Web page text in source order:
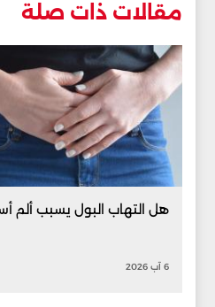
مقالات ذات صلة
هل التهاب البول يسبب ألم
6 آب 2026